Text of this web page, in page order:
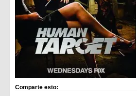
Comparte esto: